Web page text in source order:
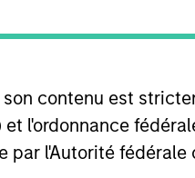
contenu est
l'ordonnance
par l'Autorité
ore project to
Trust is co-
Iron. Road Trust is
for Onslow